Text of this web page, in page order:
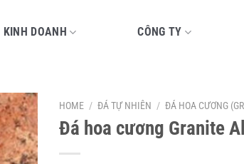
KINH DOANH CÔNG TY
HOME / ĐÁ TỰ NHIÊN / ĐÁ HOA CƯƠNG
Đá hoa cương Granite